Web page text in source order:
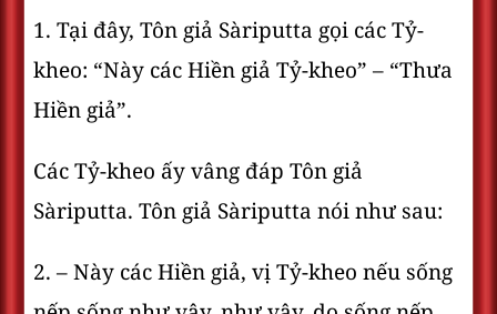
1. Tại đây, Tôn giả Sàriputta gọi các Tỷ-
kheo: “Này các Hiền giả Tỷ-kheo” – “Thưa
Hiền giả”.
Các Tỷ-kheo ấy vâng đáp Tôn giả
Sàriputta. Tôn giả Sàriputta nói như sau:
2. – Này các Hiền giả, vị Tỷ-kheo nếu sống